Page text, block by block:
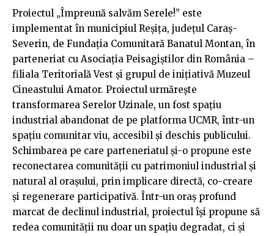
Proiectul „Împreună salvăm Serele!” este
implementat în municipiul Reșița, județul Caraș-
Severin, de Fundația Comunitară Banatul Montan, în
parteneriat cu Asociația Peisagiștilor din România –
filiala Teritorială Vest și grupul de inițiativă Muzeul
Cineastului Amator. Proiectul urmărește
transformarea Serelor Uzinale, un fost spațiu
industrial abandonat de pe platforma UCMR, într-un
spațiu comunitar viu, accesibil și deschis publicului.
Schimbarea pe care parteneriatul și-o propune este
reconectarea comunității cu patrimoniul industrial și
natural al orașului, prin implicare directă, co-creare
și regenerare participativă. Într-un oraș profund
marcat de declinul industrial, proiectul își propune să
redea comunității nu doar un spațiu degradat, ci și